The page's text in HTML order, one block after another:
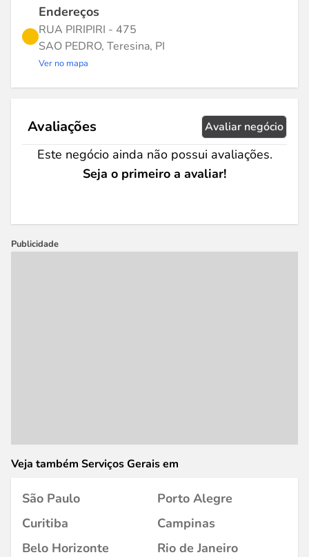
Endereços
RUA PIRIPIRI - 475
SAO PEDRO, Teresina, PI
Ver no mapa
Avaliações Avaliar negócio
Este negócio ainda não possui avaliações.
Seja o primeiro a avaliar!
Publicidade
Veja também Serviços Gerais em
São Paulo
Porto Alegre
Curitiba
Campinas
Belo Horizonte
Rio de Janeiro